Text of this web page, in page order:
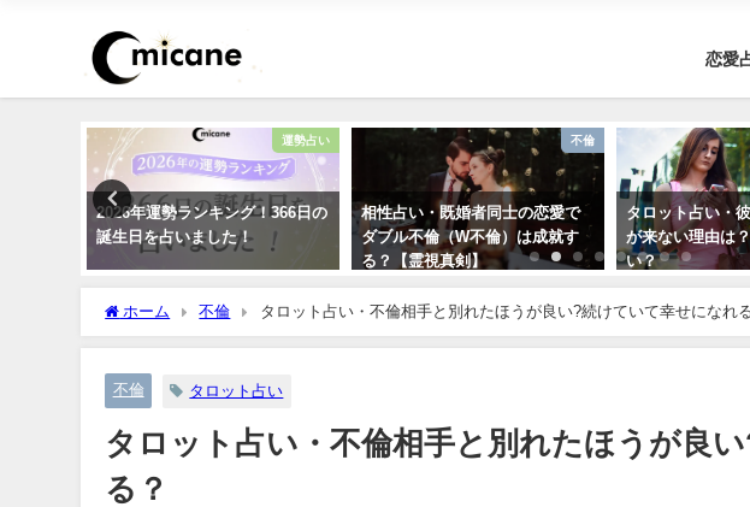
恋愛
運勢占い
2026年運勢ランキング！366日の
誕生日を占いました！
不倫
相性占い・既婚者同士の恋愛で
ダブル不倫（W不倫）は成就す
る？【霊視真剣】
タロット占い・
が来ない理由は
い？
ホーム 不倫 タロット占い・不倫相手と別れたほうが良い?続けていて幸せになれ
不倫 タロット占い
タロット占い・不倫相手と別れたほうが良
る？